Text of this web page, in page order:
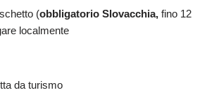
(obbligatorio Slovacchia, fino 12
localmente
da turismo